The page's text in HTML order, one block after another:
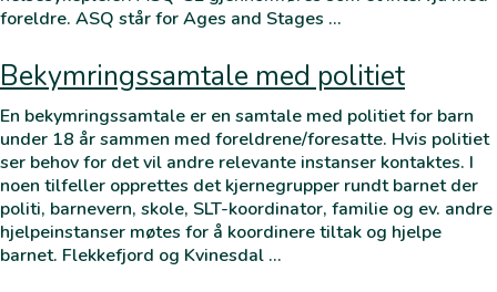
foreldre. ASQ står for Ages and Stages …
Bekymringssamtale med politiet
En bekymringssamtale er en samtale med politiet for barn
under 18 år sammen med foreldrene/foresatte. Hvis politiet
ser behov for det vil andre relevante instanser kontaktes. I
noen tilfeller opprettes det kjernegrupper rundt barnet der
politi, barnevern, skole, SLT-koordinator, familie og ev. andre
hjelpeinstanser møtes for å koordinere tiltak og hjelpe
barnet. Flekkefjord og Kvinesdal …